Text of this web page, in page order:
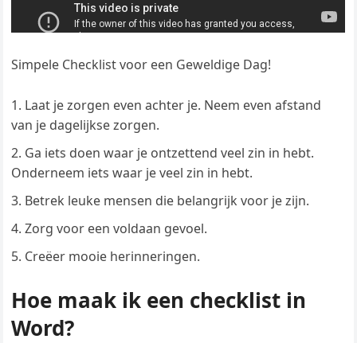
Simpele Checklist voor een Geweldige Dag!
Laat je zorgen even achter je. Neem even afstand
van je dagelijkse zorgen.
Ga iets doen waar je ontzettend veel zin in hebt.
Onderneem iets waar je veel zin in hebt.
Betrek leuke mensen die belangrijk voor je zijn.
Zorg voor een voldaan gevoel.
Creëer mooie herinneringen.
Hoe maak ik een checklist in
Word?